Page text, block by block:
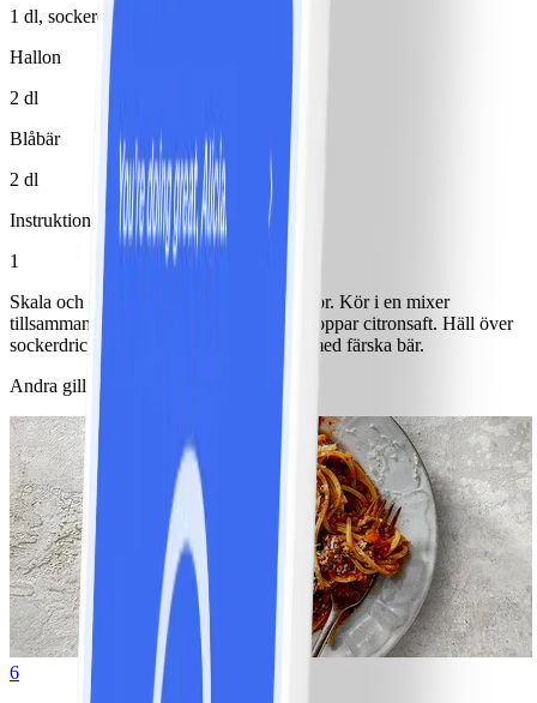
1 dl, sockerdricka
Hallon
2 dl
Blåbär
2 dl
Instruktioner
1
Skala och dela melonerna. Tag bort kärnor. Kör i en mixer
tillsammans med florsocker och några droppar citronsaft. Häll över
sockerdricka precis innan servering. Ät med färska bär.
Andra gillade också
6